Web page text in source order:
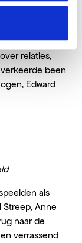
relaties,
been
Edward
als
Streep, Anne
naar de
verrassend